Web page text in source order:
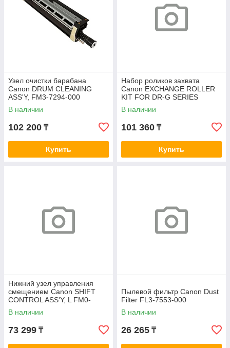
Узел очистки барабана
Canon DRUM CLEANING
ASS'Y, FM3-7294-000
В наличии
102 200 ₸
Купить
Набор роликов захвата
Canon EXCHANGE ROLLER
KIT FOR DR-G SERIES
В наличии
101 360 ₸
Купить
Нижний узел управления
смещением Canon SHIFT
CONTROL ASS'Y, L FM0-
1499-010
В наличии
73 299 ₸
Пылевой фильтр Canon Dust
Filter FL3-7553-000
В наличии
26 265 ₸